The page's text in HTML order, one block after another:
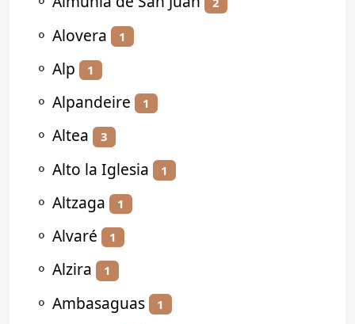
⚬ Alovera 1
⚬ Alp 1
⚬ Alpandeire 1
⚬ Altea 3
⚬ Alto la Iglesia 1
⚬ Altzaga 1
⚬ Alvaré 1
⚬ Alzira 1
⚬ Ambasaguas 1